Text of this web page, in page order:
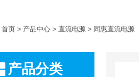
首页 > 产品中心 > 直流电源 > 同惠直流电源
产品分类